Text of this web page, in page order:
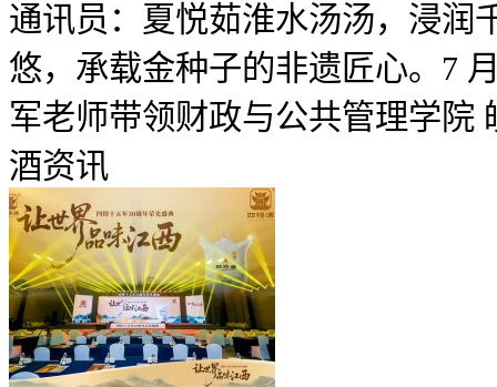
通讯员：夏悦茹淮水汤汤，浸润
悠，承载金种子的非遗匠心。7
军老师带领财政与公共管理学院
酒资讯